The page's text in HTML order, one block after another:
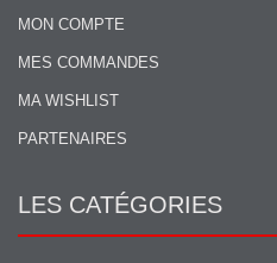
MON COMPTE
MES COMMANDES
MA WISHLIST
PARTENAIRES
LES CATÉGORIES